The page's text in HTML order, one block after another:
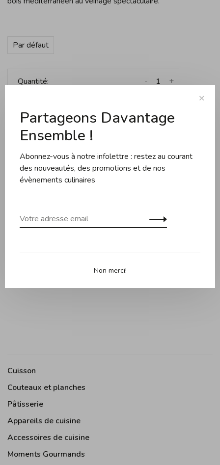
Par défaut
Quantité: +
-
Expédition gratuite dès 99$ d'achats au Québec
Partager ce produit: Facebook Twitter Pinterest
nécessaire pour couper ses aliments sans difficulté. Le
Cuisson
Couteaux et planches
Pâtisserie
Appareils de cuisine
Accessoires de cuisine
Moments Gourmands
✕
Partageons Davantage
Ensemble !
Abonnez-vous à notre infolettre : restez au courant
des nouveautés, des promotions et de nos
évènements culinaires
Non merci!